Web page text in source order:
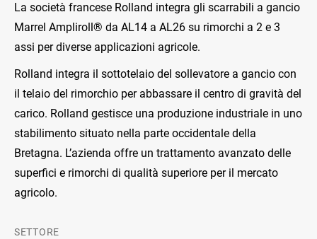
La società francese Rolland integra gli scarrabili a gancio
Marrel Ampliroll® da AL14 a AL26 su rimorchi a 2 e 3
assi per diverse applicazioni agricole.
Rolland integra il sottotelaio del sollevatore a gancio con
il telaio del rimorchio per abbassare il centro di gravità del
carico. Rolland gestisce una produzione industriale in uno
stabilimento situato nella parte occidentale della
Bretagna. L’azienda offre un trattamento avanzato delle
superfici e rimorchi di qualità superiore per il mercato
agricolo.
SETTORE